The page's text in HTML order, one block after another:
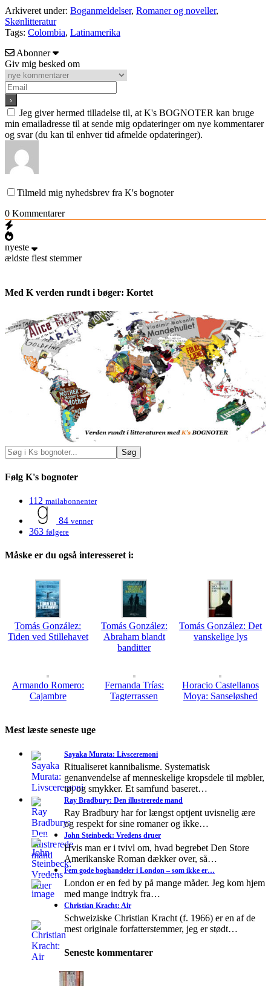
Arkiveret under: Boganmeldelser, Romaner og noveller,
Skønlitteratur
Tags: Colombia, Latinamerika
Abonner
Giv mig besked om
Jeg giver hermed tilladelse til, at K's BOGNOTER kan bruge
min emailadresse til at sende mig opdateringer om nye kommentarer
og svar (du kan til enhver tid afmelde opdateringer).
Tilmeld mig nyhedsbrev fra K's bognoter
0 Kommentarer
nyeste
ældste flest stemmer
Med K verden rundt i bøger: Kortet
Følg K's bognoter
112 mailabonnenter
84 venner
363 følgere
Måske er du også interesseret i:
Tomás González:
Tiden ved Stillehavet
Tomás González:
Abraham blandt
banditter
Tomás González: Det
vanskelige lys
Armando Romero:
Cajambre
Fernanda Trías:
Tagterrassen
Horacio Castellanos
Moya: Sanseløshed
Mest læste seneste uge
Sayaka Murata: Livsceremoni
Ritualiseret kannibalisme. Systematisk
genanvendelse af menneskelige kropsdele til møbler,
tøj og smykker. Et samfund baseret…
Ray Bradbury: Den illustrerede mand
Ray Bradbury har for længst optjent uvisnelig ære
og respekt for sine romaner og ikke…
John Steinbeck: Vredens druer
Hvis man er i tvivl om, hvad begrebet Den Store
Amerikanske Roman dækker over, så…
Fem gode boghandeler i London – som ikke er…
London er en fed by på mange måder. Jeg kom hjem
med mange indtryk fra…
Christian Kracht: Air
Schweiziske Christian Kracht (f. 1966) er en af de
mest originale forfatterstemmer, jeg er stødt…
Seneste kommentarer